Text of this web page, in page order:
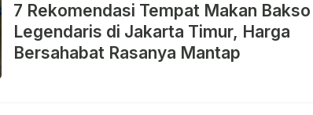
7 Rekomendasi Tempat Makan Bakso
Legendaris di Jakarta Timur, Harga
Bersahabat Rasanya Mantap